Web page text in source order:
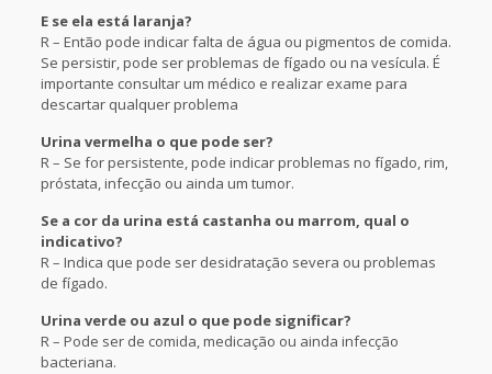
E se ela está laranja?
R – Então pode indicar falta de água ou pigmentos de comida.
Se persistir, pode ser problemas de fígado ou na vesícula. É
importante consultar um médico e realizar exame para
descartar qualquer problema
Urina vermelha o que pode ser?
R – Se for persistente, pode indicar problemas no fígado, rim,
próstata, infecção ou ainda um tumor.
Se a cor da urina está castanha ou marrom, qual o
indicativo?
R – Indica que pode ser desidratação severa ou problemas
de fígado.
Urina verde ou azul o que pode significar?
R – Pode ser de comida, medicação ou ainda infecção
bacteriana.